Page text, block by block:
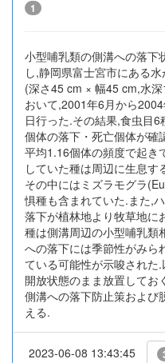
1
小型哺乳類の側溝への落下
し,静岡県富士宮市にある
(深さ45 cm × 幅45 cm,水
おいて,2001年6月から
日行った.その結果,食虫目
個体の落下・死亡個体が確
平均1.16個体の頻度で起き
していた種は周辺に生息
その中にはミズラモグラ
惧種も含まれていた.また,
落下が植林地より牧草地に
種は側溝周辺の小型哺乳類
への落下には季節性がみら
ている可能性が示唆された
開放状態のまま放置してお
側溝への落下防止策および
える.
2023-06-08 13:43:45